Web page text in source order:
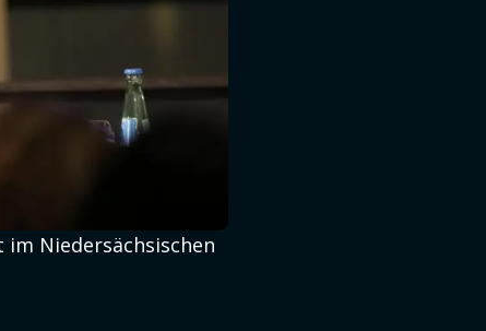
Niedersächsischen